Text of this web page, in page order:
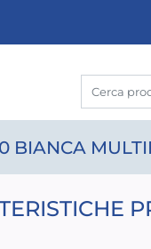
BIANCA